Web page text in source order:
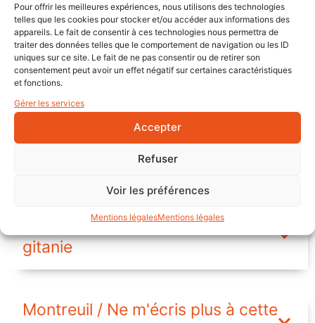
Pour offrir les meilleures expériences, nous utilisons des technologies
telles que les cookies pour stocker et/ou accéder aux informations des
appareils. Le fait de consentir à ces technologies nous permettra de
traiter des données telles que le comportement de navigation ou les ID
uniques sur ce site. Le fait de ne pas consentir ou de retirer son
consentement peut avoir un effet négatif sur certaines caractéristiques
et fonctions.
Gérer les services
Accepter
Refuser
Voir les préférences
Mentions légalesMentions légales
Livry-Gargan / Freinville
Livry-Gargan / Lac Sévigné
Livry-Gargan / Place de la
Montreuil / Bons baisers de
gitanie
Montreuil / Ne m'écris plus à cette